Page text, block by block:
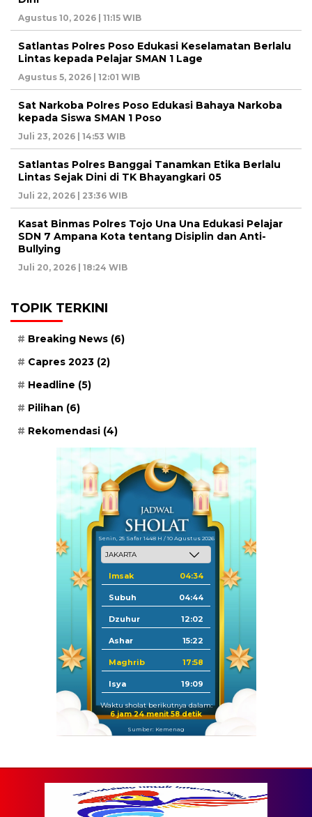
Agustus 10, 2026 | 11:15 WIB
Satlantas Polres Poso Edukasi Keselamatan Berlalu
Lintas kepada Pelajar SMAN 1 Lage
Agustus 5, 2026 | 12:01 WIB
Sat Narkoba Polres Poso Edukasi Bahaya Narkoba
kepada Siswa SMAN 1 Poso
Juli 23, 2026 | 14:53 WIB
Satlantas Polres Banggai Tanamkan Etika Berlalu
Lintas Sejak Dini di TK Bhayangkari 05
Juli 22, 2026 | 23:36 WIB
Kasat Binmas Polres Tojo Una Una Edukasi Pelajar
SDN 7 Ampana Kota tentang Disiplin dan Anti-
Bullying
Juli 20, 2026 | 18:24 WIB
TOPIK TERKINI
Breaking News (6)
Capres 2023 (2)
Headline (5)
Pilihan (6)
Rekomendasi (4)
Senin, 25 Safar 1448 H / 10 Agustus 2026
Imsak 04:34
Subuh 04:44
Dzuhur 12:02
Ashar 15:22
Maghrib 17:58
Isya 19:09
Waktu sholat berikutnya dalam:
6 jam 24 menit 56 detik
Sumber: Kemenag